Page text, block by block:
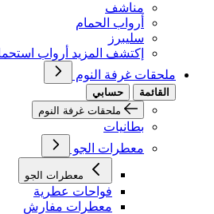
مناشف
أرواب الحمام
سليبرز
إكتشف المزيد أرواب
ملحقات غرفة النوم
القائمة
حسابي
ملحقات غرفة النوم
بطانيات
معطرات الجو
معطرات الجو
فواحات عطرية
معطرات مفارش